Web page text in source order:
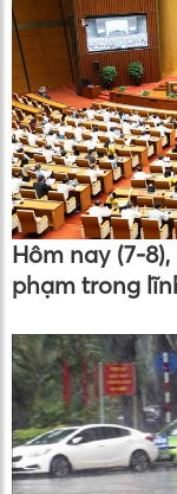
Hôm nay (7-
phạm trong